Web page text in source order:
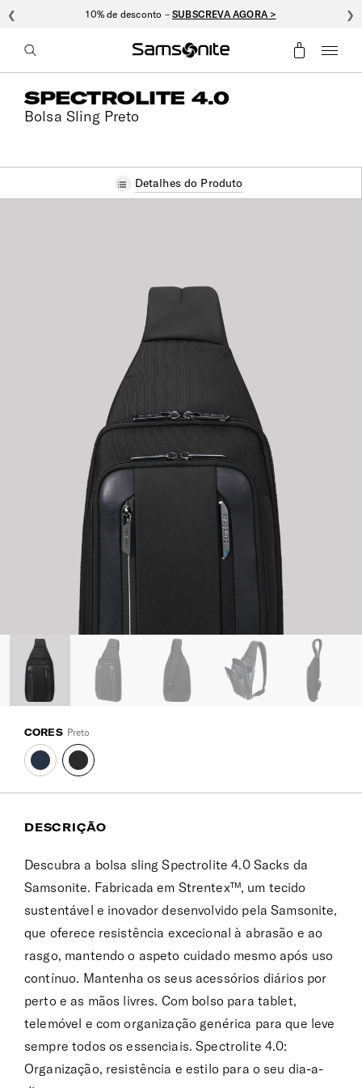
10% de desconto –SUBSCREVA AGORA >
❮ ❯
SPECTROLITE 4.0
Bolsa Sling Preto
Detalhes do Produto
CORES Preto
DESCRIÇÃO
Descubra a bolsa sling Spectrolite 4.0 Sacks da
Samsonite. Fabricada em Strentex™, um tecido
sustentável e inovador desenvolvido pela Samsonite,
que oferece resistência excecional à abrasão e ao
rasgo, mantendo o aspeto cuidado mesmo após uso
contínuo. Mantenha os seus acessórios diários por
perto e as mãos livres. Com bolso para tablet,
telemóvel e com organização genérica para que leve
sempre todos os essenciais. Spectrolite 4.0:
Organização, resistência e estilo para o seu dia-a-